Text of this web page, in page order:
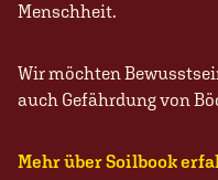
Menschheit.
Wir möchten
auch Gefährdung von
Mehr über Soilbook